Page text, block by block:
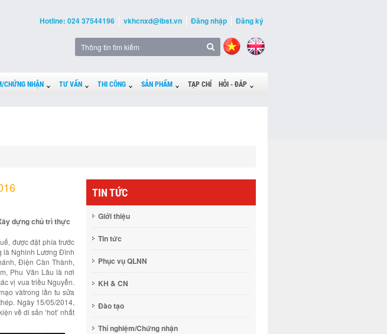
Hotline: 024 37544196 vkhcnxd@ibst.vn Đăng nhập Đăng ký
CHỨNG NHẬN TƯ VẤN THI CÔNG SẢN PHẨM TẠP CHÍ HỎI - ĐÁP
dựng chủ trì thực
được đặt phía trước
là Nghinh Lương Đình
Điện Càn Thành,
Phu Văn Lâu là nơi
vị vua triều Nguyễn.
vàtrong lần tu sửa
Ngày 15/05/2014,
về di sản ‘hot’ nhất
TIN TỨC
Giới thiệu
Tin tức
Phục vụ QLNN
KH & CN
Đào tạo
Thí nghiệm/Chứng nhận